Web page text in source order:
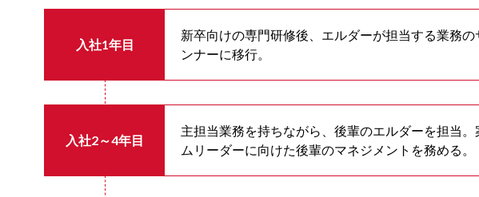
入社1年目
新卒向けの専門研修後、エルダーが担当する業務
ンナーに移行。
入社2～4年目
主担当業務を持ちながら、後輩のエルダーを担当
ムリーダーに向けた後輩のマネジメントを務める。